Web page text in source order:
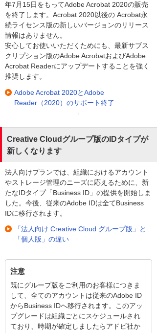
年7月15日をもってAdobe Acrobat 2020の販売
を終了します。Acrobat 2020以後の Acrobat永
続ライセンス版の新しいバージョンのリリース
情報はありません。
安心してお使いいただくためにも、最新サブス
クリプション版のAdobe AcrobatおよびAdobe
Acrobat Readerにアップデートすることを強く
推奨します。
Adobe Acrobat 2020とAdobe
Reader（2020）のサポート終了
Creative Cloudグループ版のIDタイプが
新しくなります
法人向けプランでは、組織におけるアカウント
やストレージ管理のニーズに応えるために、新
たなIDタイプ「Business ID」の提供を開始しま
した。今後、従来のAdobe IDは全てBusiness
IDに移行されます。
「法人向け Creative Cloud グループ版」と
「個人版」の違い
注意
既にグループ版をご利用のお客様につきま
して、全てのアカウントは従来のAdobe ID
からBusiness IDへ移行されます。このアッ
プグレードは組織ごとにスケジュールされ
ており、時期が確定しましたらアドビ社か